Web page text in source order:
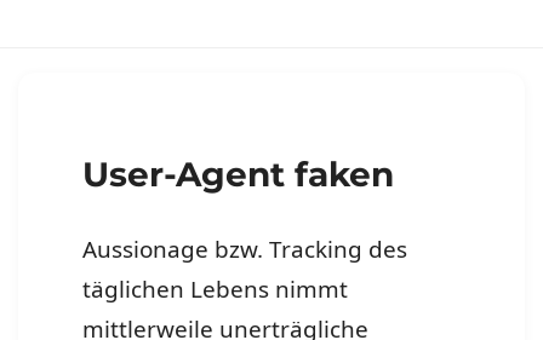
User-Agent faken
Aussionage bzw. Tracking des
täglichen Lebens nimmt
mittlerweile unerträgliche